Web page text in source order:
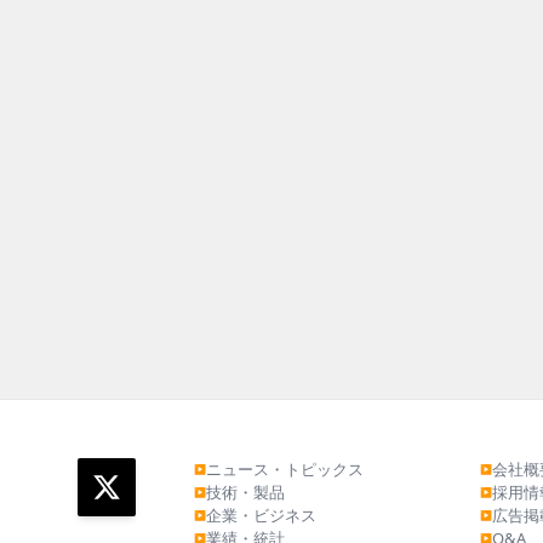
▶ニュース・トピックス
▶技術・製品
▶企業・ビジネス
▶業績・統計
▶会社概
▶採用情
▶広告
▶Q&A